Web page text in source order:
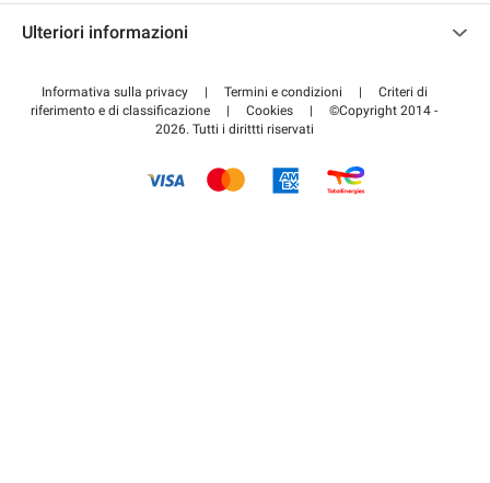
Accedi all'area partner
Pagare per il parcheggio FLOW
Ulteriori informazioni
Informativa sulla privacy | Termini e condizioni |
Criteri di
riferimento e di classificazione
| Cookies |
©Copyright 2014 -
2026. Tutti i dirittti riservati